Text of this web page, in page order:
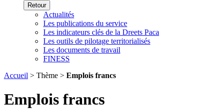
Retour
Actualités
Les publications du service
Les indicateurs clés de la Dreets Paca
Les outils de pilotage territorialisés
Les documents de travail
FINESS
Accueil > Thème > Emplois francs
Emplois francs